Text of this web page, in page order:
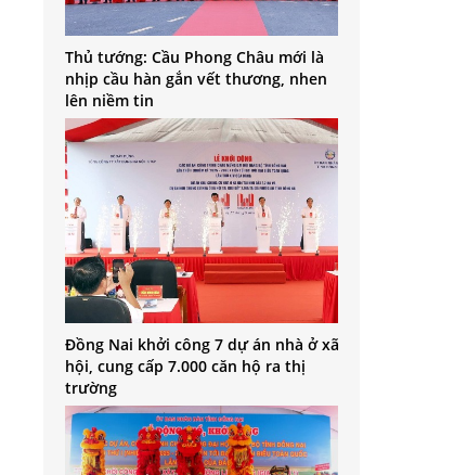
Thủ tướng: Cầu Phong Châu mới là
nhịp cầu hàn gắn vết thương, nhen
lên niềm tin
Đồng Nai khởi công 7 dự án nhà ở xã
hội, cung cấp 7.000 căn hộ ra thị
trường